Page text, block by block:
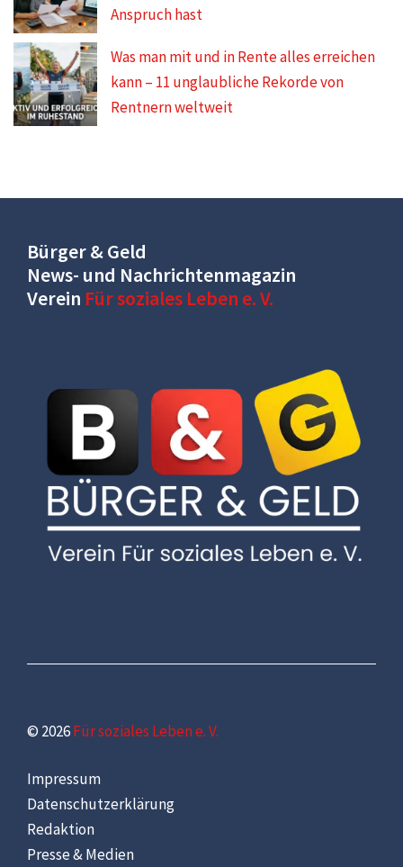
Anspruch hast
Was man mit und in Rente alles erreichen
kann – 11 unglaubliche Rekorde von
Rentnern weltweit
Bürger & Geld
News- und Nachrichtenmagazin
Verein Für soziales Leben e. V.
© 2026Für soziales Leben e. V.
Impressum
Datenschutzerklärung
Redaktion
Presse & Medien